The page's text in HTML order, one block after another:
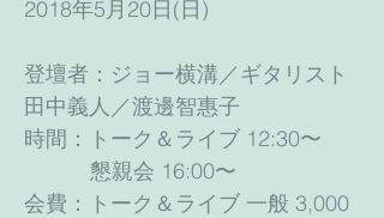
2018年5月20日(日)
登壇者：ジョー横溝／ギタリスト
田中義人／渡邊智惠子
時間：トーク＆ライブ 12:30〜
懇親会 16:00〜
会費：トーク＆ライブ 一般 3,000